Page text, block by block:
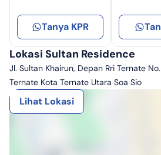
Tanya KPR
Lokasi Sultan Residence
Jl. Sultan Khairun, Depan Rri Ternate
Ternate Kota Ternate Utara Soa Sio
Lihat Lokasi